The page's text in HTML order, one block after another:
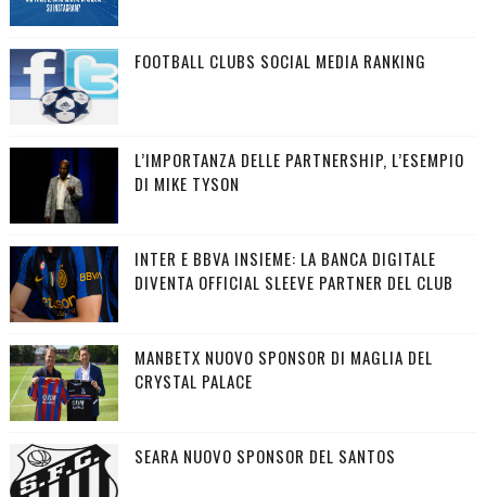
FOOTBALL CLUBS SOCIAL MEDIA RANKING
L’IMPORTANZA DELLE PARTNERSHIP, L’ESEMPIO
DI MIKE TYSON
INTER E BBVA INSIEME: LA BANCA DIGITALE
DIVENTA OFFICIAL SLEEVE PARTNER DEL CLUB
MANBETX NUOVO SPONSOR DI MAGLIA DEL
CRYSTAL PALACE
SEARA NUOVO SPONSOR DEL SANTOS